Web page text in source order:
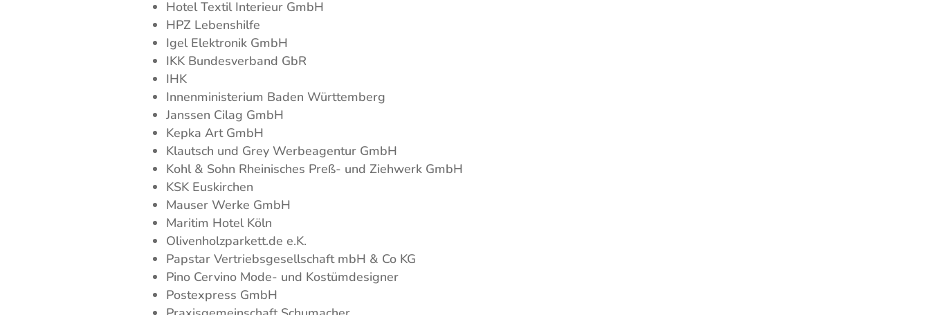
Hotel Textil Interieur GmbH
HPZ Lebenshilfe
Igel Elektronik GmbH
IKK Bundesverband GbR
IHK
Innenministerium Baden Württemberg
Janssen Cilag GmbH
Kepka Art GmbH
Klautsch und Grey Werbeagentur GmbH
Kohl & Sohn Rheinisches Preß- und Ziehwerk GmbH
KSK Euskirchen
Mauser Werke GmbH
Maritim Hotel Köln
Olivenholzparkett.de e.K.
Papstar Vertriebsgesellschaft mbH & Co KG
Pino Cervino Mode- und Kostümdesigner
Postexpress GmbH